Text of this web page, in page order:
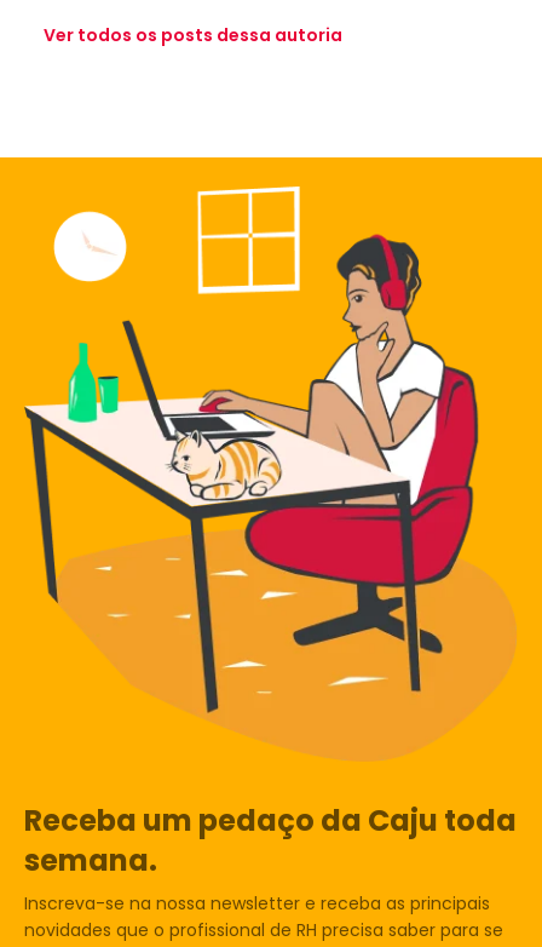
Ver todos os posts dessa autoria
Receba um pedaço da Caju toda
semana.
Inscreva-se na nossa newsletter e receba as principais
novidades que o profissional de RH precisa saber para se